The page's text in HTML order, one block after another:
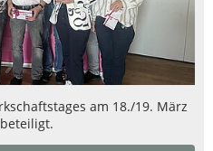
am 18./19. März